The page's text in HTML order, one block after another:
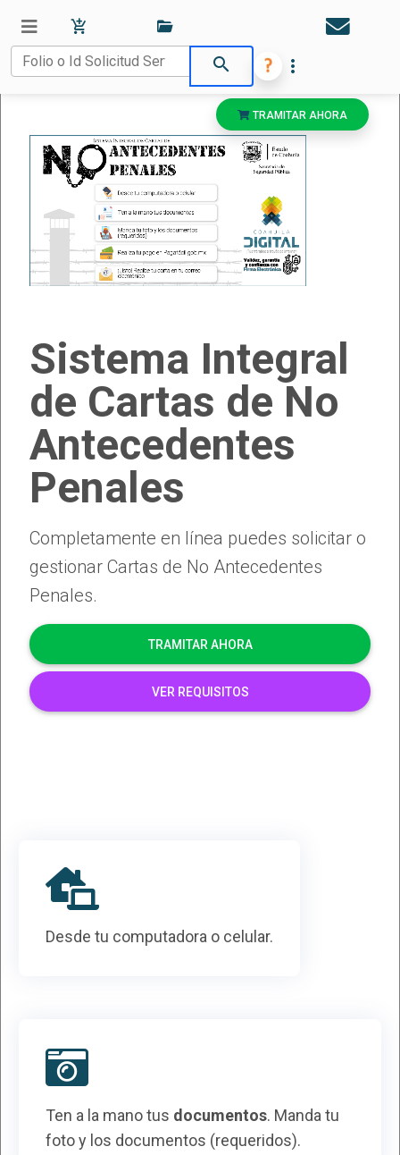
search more_vert
TRAMITAR AHORA
Sistema Integral
de Cartas de No
Antecedentes
Penales
Completamente en línea puedes solicitar o
gestionar Cartas de No Antecedentes
Penales.
TRAMITAR AHORA
VER REQUISITOS
Desde tu computadora o celular.
Ten a la mano tus documentos. Manda tu
foto y los documentos (requeridos).